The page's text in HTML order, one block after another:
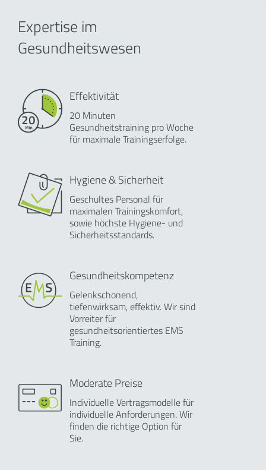
Expertise im
Gesundheitswesen
Effektivität
20 Minuten
Gesundheitstraining pro Woche
für maximale Trainingserfolge.
Hygiene & Sicherheit
Geschultes Personal für
maximalen Trainingskomfort,
sowie höchste Hygiene- und
Sicherheitsstandards.
Gesundheitskompetenz
Gelenkschonend,
tiefenwirksam, effektiv. Wir sind
Vorreiter für
gesundheitsorientiertes EMS
Training.
Moderate Preise
Individuelle Vertragsmodelle für
individuelle Anforderungen. Wir
finden die richtige Option für
Sie.